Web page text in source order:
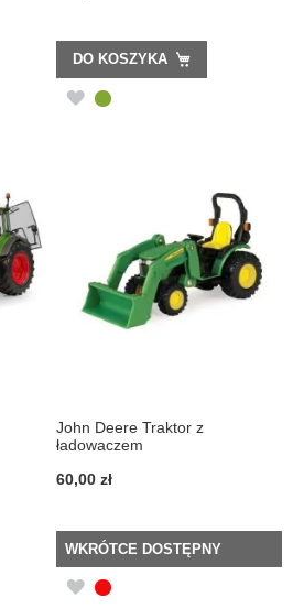
DO KOSZYKA
DODAJ
John Deere Traktor z
ładowaczem
60,00 zł
WKRÓTCE DOSTĘPNY
DODAJ